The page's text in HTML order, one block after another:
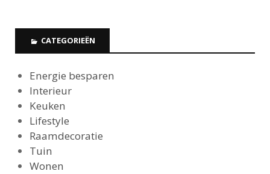
CATEGORIEËN
Energie besparen
Interieur
Keuken
Lifestyle
Raamdecoratie
Tuin
Wonen